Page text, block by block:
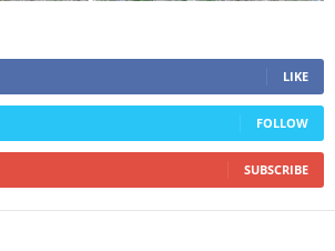
LIKE
FOLLOW
SUBSCRIBE